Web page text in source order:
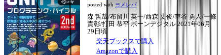
posted with ヨメレバ
森 哲哉/布留川 英一/西森 丈俊/車谷 勇人/一條
貴彰/打田 恭平 ボーンデジタル 2021年06月
29日頃
楽天ブックスで購入
Amazonで購入